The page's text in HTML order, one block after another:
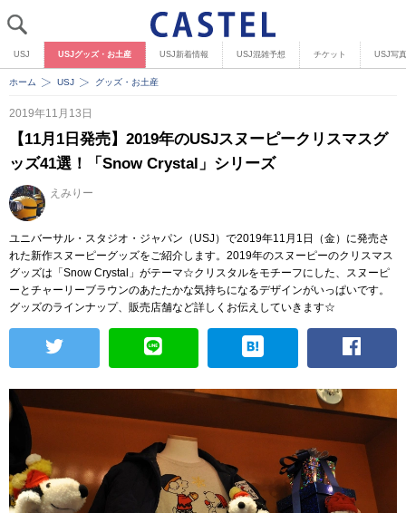
USJ USJグッズ・お土産 USJ新着情報 USJ混雑予想 チケット USJ写
ホーム USJ グッズ・お土産
2019年11月13日
【11月1日発売】2019年のUSJスヌーピークリスマスグ
ッズ41選！「Snow Crystal」シリーズ
えみりー
ユニバーサル・スタジオ・ジャパン（USJ）で2019年11月1日（金）に発売さ
れた新作スヌーピーグッズをご紹介します。2019年のスヌーピーのクリスマス
グッズは「Snow Crystal」がテーマ☆クリスタルをモチーフにした、スヌーピ
ーとチャーリーブラウンのあたたかな気持ちになるデザインがいっぱいです。
グッズのラインナップ、販売店舗など詳しくお伝えしていきます☆